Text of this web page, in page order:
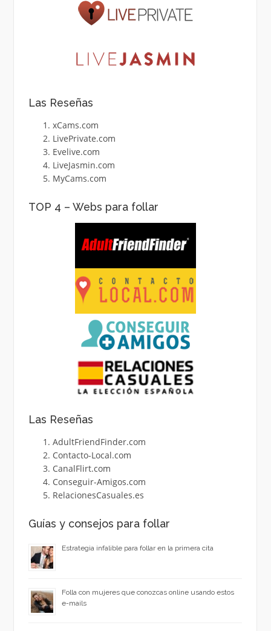
Las Reseñas
xCams.com
LivePrivate.com
Evelive.com
LiveJasmin.com
MyCams.com
TOP 4 – Webs para follar
Las Reseñas
AdultFriendFinder.com
Contacto-Local.com
CanalFlirt.com
Conseguir-Amigos.com
RelacionesCasuales.es
Guías y consejos para follar
Estrategia infalible para follar en la primera cita
Folla con mujeres que conozcas online usando estos
e-mails